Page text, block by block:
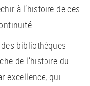
à l’histoire de ces
bibliothèques
de l’histoire du
excellence, qui